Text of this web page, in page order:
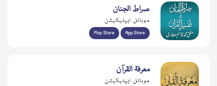
صراط الجنان
موبائل ایپلیکیشن
Play Store App Store
معرفۃ القرآن
موبائل ایپلیکیشن